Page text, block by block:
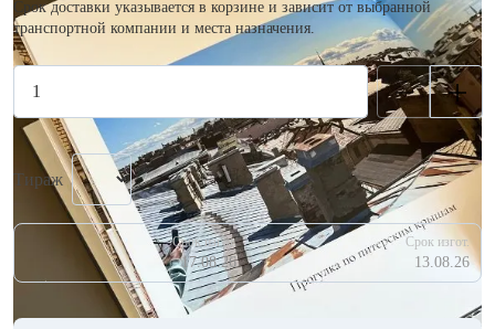
Срок доставки указывается в корзине и зависит от выбранной
транспортной компании и места назначения.
Тираж
Срок изгот.
17.08.26
Срок изгот.
13.08.26